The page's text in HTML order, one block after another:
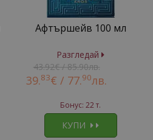
Афтършейв 100 мл
Разгледай
43.92€ / 85.90лв.
39.83€ / 77.90лв.
Бонус: 22 т.
КУПИ